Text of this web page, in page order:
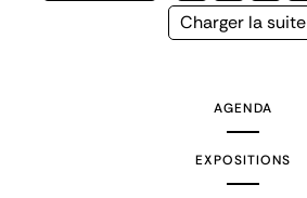
Page
Charger la suite
AGENDA
EXPOSITIONS